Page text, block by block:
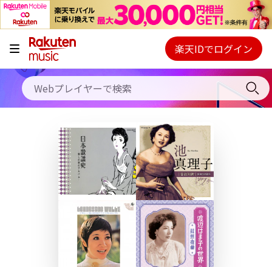
キャンペーン
料金プラン
使い方
初回30日間無料お試し
Webプレイヤー
ご契約内容の確認・変更
楽天IDでログイン